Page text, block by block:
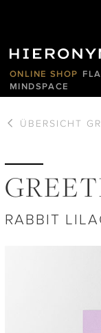
ONLINE SHOP
MINDSPACE
ÜBERSICHT
RABBIT